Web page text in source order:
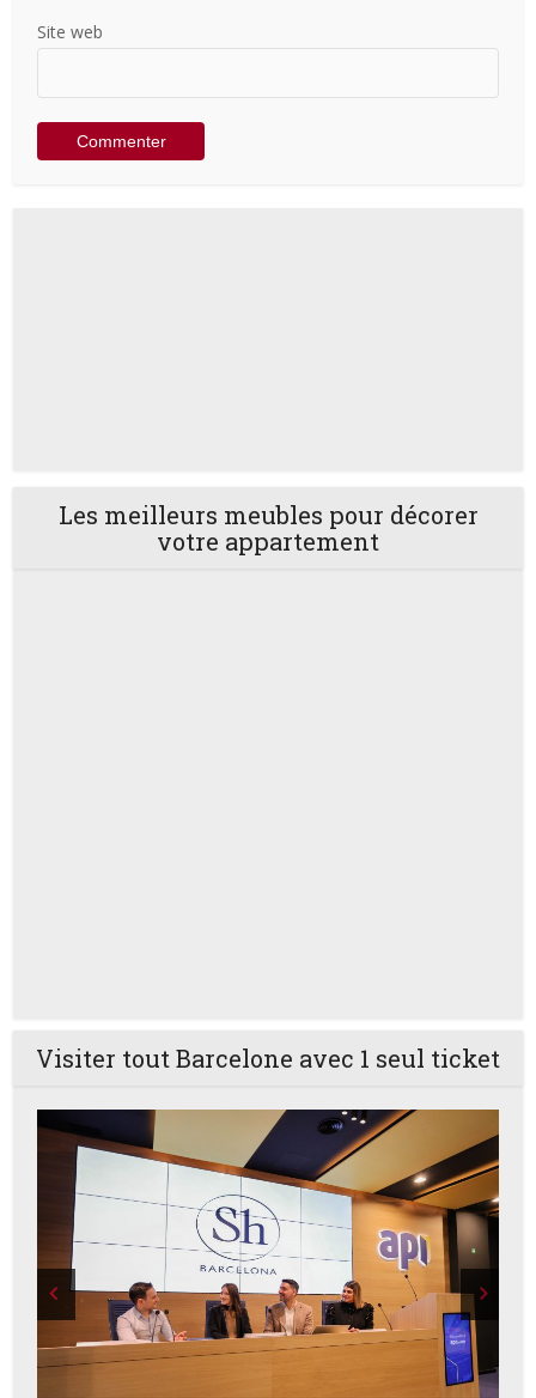
Site web
Les meilleurs meubles pour décorer
votre appartement
Visiter tout Barcelone avec 1 seul ticket